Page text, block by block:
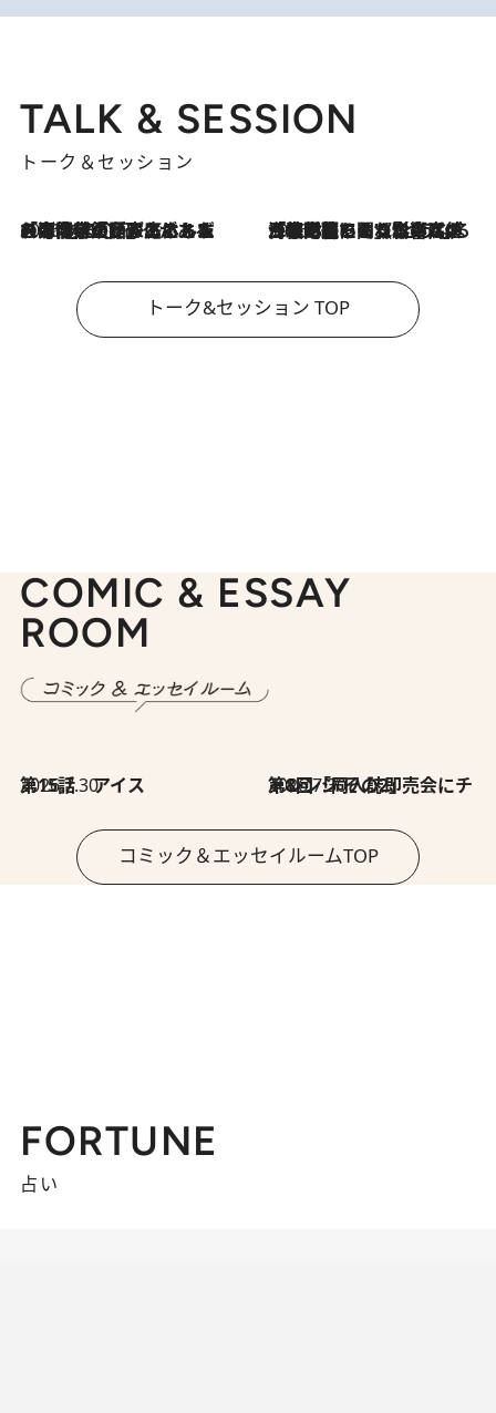
TALK & SESSION
トーク＆セッション
2026.8.3
「今後値上げがあるとすれば…」「リスクがあるのは今年の冬」エネルギー専門家が語る、ホルムズ海峡封鎖が家庭にもたらす“ある心配” 2026.8.3
「住宅建てられない…」「サーチャージ料の高値が続いている」ホルムズ海峡封鎖による影響はいつまで続く？《エネルギー専門家に聞く“どうなる日本の暮らし”》
トーク&セッション TOP
COMIC & ESSAY
ROOM
2026.7.30
第15話 アイス 2026.7.30
第8回「同人誌即売会にチャレンジ その2」
コミック＆エッセイルームTOP
FORTUNE
占い